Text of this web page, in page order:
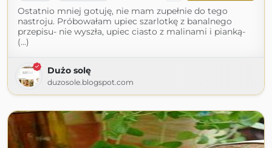
Ostatnio mniej gotuję, nie mam zupełnie do tego
nastroju. Próbowałam upiec szarlotkę z banalnego
przepisu- nie wyszła, upiec ciasto z malinami i pianką-
(...)
Dużo solę
duzosole.blogspot.com